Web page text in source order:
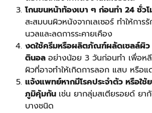
โกนขนหน้าท้องเบา ๆ ก่อนทำ 24 ชั่ว
สะสมบนผิวหนังจากเลเซอร์ ทำให้การ
นวลและลดการระคายเคือง
งดใช้ครีมหรือผลิตภัณฑ์ผลัดเซลล์ผิว
ตินอล อย่างน้อย 3 วันก่อนทำ เพื่อห
ผิวที่อาจทำให้เกิดการลอก แสบ หรือแ
แจ้งแพทย์หากมีโรคประจำตัว หรือใ
ภูมิคุ้มกัน เช่น ยากลุ่มสเตียรอยด์ ยา
บางชนิด